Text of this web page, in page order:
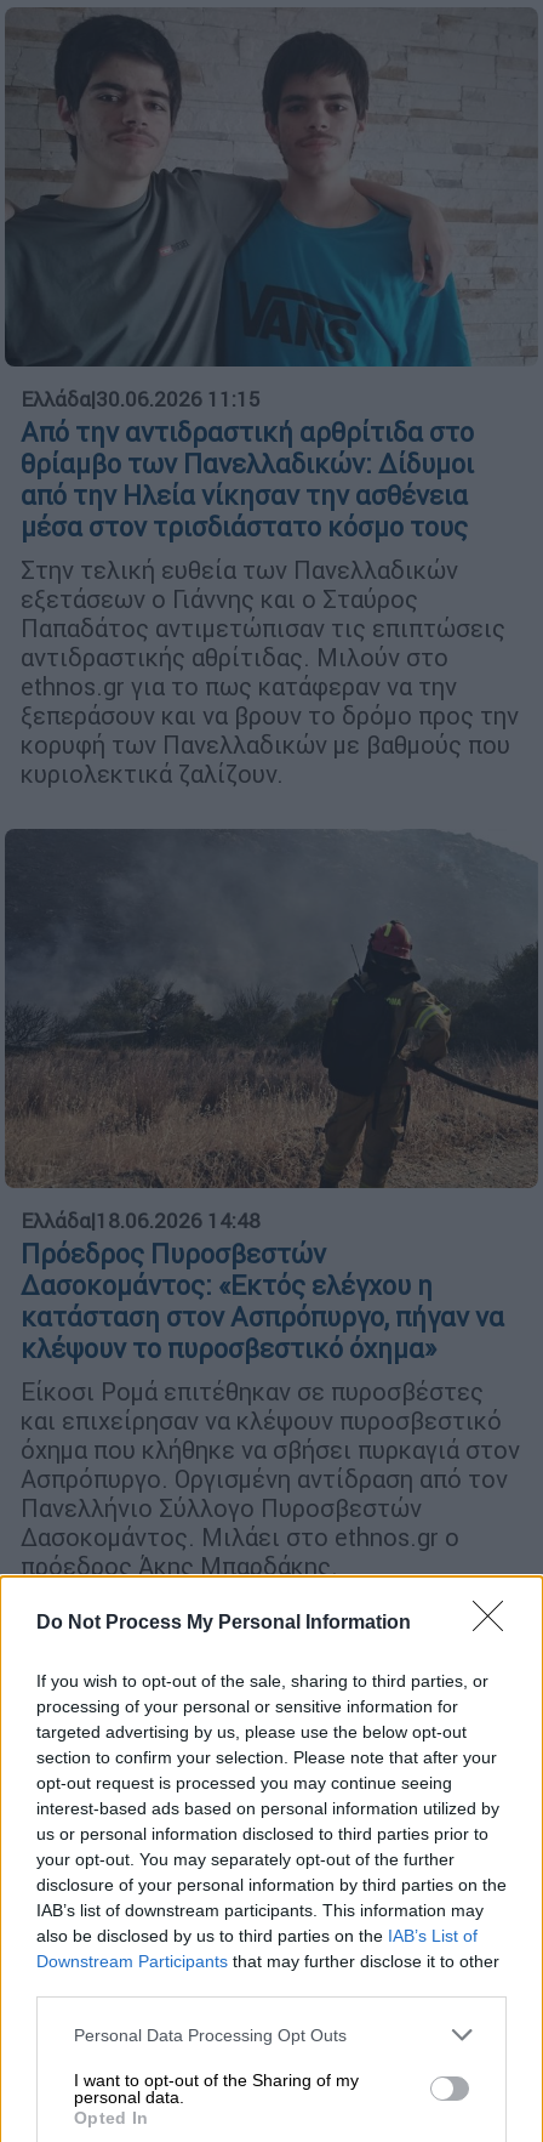
Do Not Process My Personal Information
If you wish to opt-out of the sale, sharing to third parties, or
processing of your personal or sensitive information for
targeted advertising by us, please use the below opt-out
section to confirm your selection. Please note that after your
opt-out request is processed you may continue seeing
interest-based ads based on personal information utilized by
us or personal information disclosed to third parties prior to
your opt-out. You may separately opt-out of the further
disclosure of your personal information by third parties on the
IAB’s list of downstream participants. This information may
also be disclosed by us to third parties on the IAB’s List of
Downstream Participants that may further disclose it to other
Please note that this website/app uses one or more Google
not limited to your visit or usage behaviour. You may click to
grant or deny consent to Google and its third-party tags to
use your data for below specified purposes in below Google
Personal Data Processing Opt Outs
I want to opt-out of the Sharing of my
personal data.
Opted In
Ελλάδα|30.06.2026 11:15
Από την αντιδραστική αρθρίτιδα στο
θρίαμβο των Πανελλαδικών: Δίδυμοι
από την Ηλεία νίκησαν την ασθένεια
μέσα στον τρισδιάστατο κόσμο τους
Στην τελική ευθεία των Πανελλαδικών
εξετάσεων ο Γιάννης και ο Σταύρος
Παπαδάτος αντιμετώπισαν τις επιπτώσεις
αντιδραστικής αθρίτιδας. Μιλούν στο
ethnos.gr για το πως κατάφεραν να την
ξεπεράσουν και να βρουν το δρόμο προς την
κορυφή των Πανελλαδικών με βαθμούς που
κυριολεκτικά ζαλίζουν.
Ελλάδα|18.06.2026 14:48
Πρόεδρος Πυροσβεστών
Δασοκομάντος: «Εκτός ελέγχου η
κατάσταση στον Ασπρόπυργο, πήγαν να
κλέψουν το πυροσβεστικό όχημα»
Είκοσι Ρομά επιτέθηκαν σε πυροσβέστες
και επιχείρησαν να κλέψουν πυροσβεστικό
όχημα που κλήθηκε να σβήσει πυρκαγιά στον
Ασπρόπυργο. Οργισμένη αντίδραση από τον
Πανελλήνιο Σύλλογο Πυροσβεστών
Δασοκομάντος. Μιλάει στο ethnos.gr ο
πρόεδρος Άκης Μπαρδάκης.
Από το Θιβέτ στον Πυρσό Γρεβενών: Ο
αθλητικογράφος με τη μεγαλύτερη
συλλογή κασκόλ προβλέπει την ομάδα